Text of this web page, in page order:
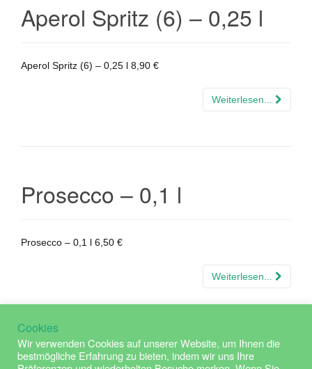
Aperol Spritz (6) – 0,25 l
Aperol Spritz (6) – 0,25 l 8,90 €
Weiterlesen...
Prosecco – 0,1 l
Prosecco – 0,1 l 6,50 €
Weiterlesen...
Cookies
Wir verwenden Cookies auf unserer Website, um Ihnen die
bestmögliche Erfahrung zu bieten, indem wir uns Ihre